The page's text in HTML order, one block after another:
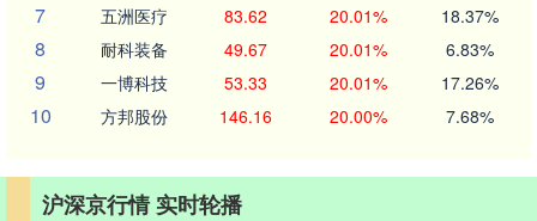
7 五洲医疗 83.62 20.01% 18.37%
8 耐科装备 49.67 20.01% 6.83%
9 一博科技 53.33 20.01% 17.26%
10 方邦股份 146.16 20.00% 7.68%
沪深京行情 实时轮播